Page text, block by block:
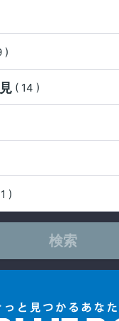
)
( 14 )
)
検索